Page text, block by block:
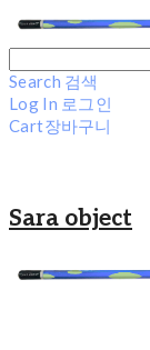
Search 검색
Log In 로그인
Cart장바구니
Sara object